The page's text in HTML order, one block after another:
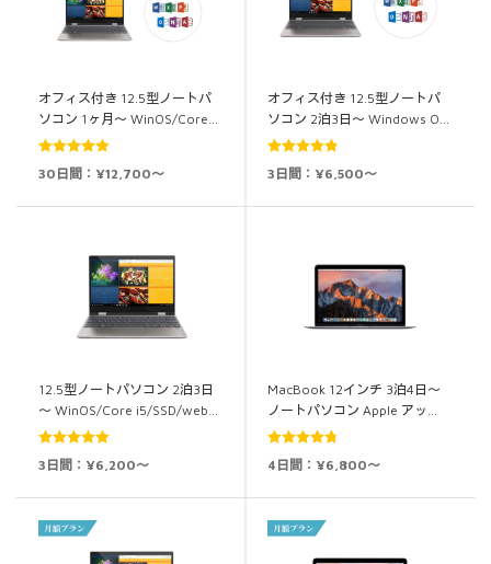
オフィス付き 12.5型ノートパ
ソコン 1ヶ月～ WinOS/Core…
5段階中 4.93
30日間：¥12,700～
オフィス付き 12.5型ノートパ
ソコン 2泊3日～ Windows O…
5段階中
3日間：¥6,500～
12.5型ノートパソコン 2泊3日
～ WinOS/Core i5/SSD/web…
5段階中
3日間：¥6,200～
MacBook 12インチ 3泊4日～
ノートパソコン Apple アッ…
5段階中
4日間：¥6,800～